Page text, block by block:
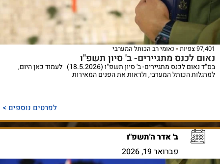
97,401 צפיות נאומי רב הכותל המערבי
נאום לכנס מתגיירים- ב' סיון תשפ"ו
בס"ד נאום לכנס מתגיירים- ב' סיון תשפ"ו (18.5.2026) לעמוד כאן היום,
למרגלות הכותל המערבי, ולראות את הפנים המאירות
לפרטים נוספים >
ב' אדר ה'תשפ"ו
פברואר 19, 2026